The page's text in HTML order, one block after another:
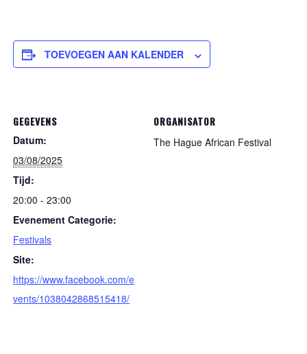
TOEVOEGEN AAN KALENDER
GEGEVENS
Datum:
03/08/2025
Tijd:
20:00 - 23:00
Evenement Categorie:
Festivals
Site:
https://www.facebook.com/e
vents/1038042868515418/
ORGANISATOR
The Hague African Festival